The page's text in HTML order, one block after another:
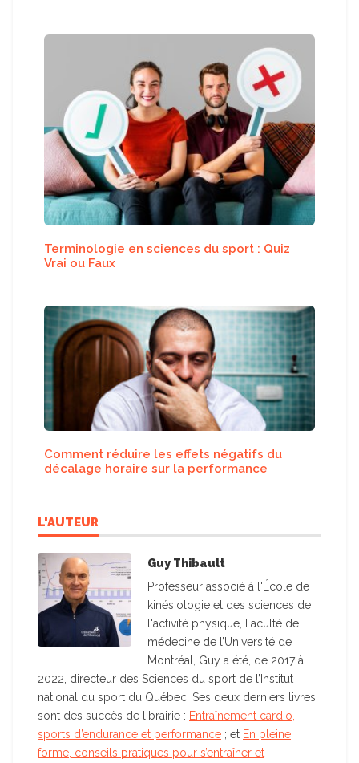
Terminologie en sciences du sport : Quiz
Vrai ou Faux
Comment réduire les effets négatifs du
décalage horaire sur la performance
L'AUTEUR
Guy Thibault
Professeur associé à l'École de
kinésiologie et des sciences de
l'activité physique, Faculté de
médecine de l’Université de
Montréal, Guy a été, de 2017 à
2022, directeur des Sciences du sport de l’Institut
national du sport du Québec. Ses deux derniers livres
sont des succès de librairie : Entraînement cardio,
sports d’endurance et performance ; et En pleine
forme, conseils pratiques pour s’entraîner et